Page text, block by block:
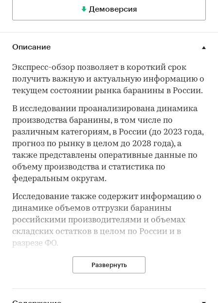
Демоверсия
Описание
Экспресс-обзор позволяет в короткий срок
получить важную и актуальную информацию о
текущем состоянии рынка баранины в России.
В исследовании проанализирована динамика
производства баранины, в том числе по
различным категориям, в России (до 2023 года,
прогноз по рынку в целом до 2028 года), а
также представлены оперативные данные по
объему производства и статистика по
федеральным округам.
Исследование также содержит информацию о
динамике объемов отгрузки баранины
российскими производителями и объемах
складских остатков в целом по России и в
разрезе ФО.
Анализ импортно-экспортных операций
включает информацию о динамике объема
Развернуть